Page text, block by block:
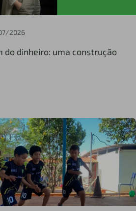
2026
do dinheiro: uma construção